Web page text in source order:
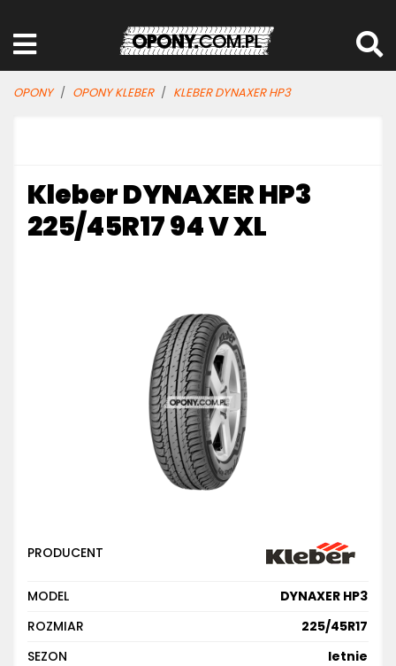
OPONY OPONY KLEBER KLEBER DYNAXER HP3
Kleber DYNAXER HP3
225/45R17 94 V XL
PRODUCENT
MODEL
DYNAXER HP3
ROZMIAR
225/45R17
SEZON
letnie